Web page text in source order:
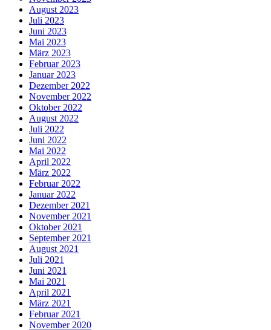
August 2023
Juli 2023
Juni 2023
Mai 2023
März 2023
Februar 2023
Januar 2023
Dezember 2022
November 2022
Oktober 2022
August 2022
Juli 2022
Juni 2022
Mai 2022
April 2022
März 2022
Februar 2022
Januar 2022
Dezember 2021
November 2021
Oktober 2021
September 2021
August 2021
Juli 2021
Juni 2021
Mai 2021
April 2021
März 2021
Februar 2021
November 2020